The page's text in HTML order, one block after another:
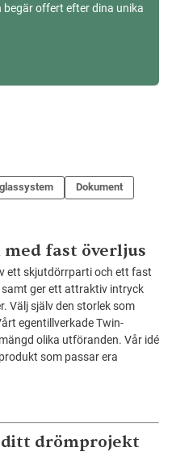
offert efter dina unika
Dokument
fast överljus
ett skjutdörrparti och ett fast
ger ett attraktiv intryck
Välj själv den storlek som
egentillverkade Twin-
olika utföranden. Vår idé
som passar era
ditt drömprojekt